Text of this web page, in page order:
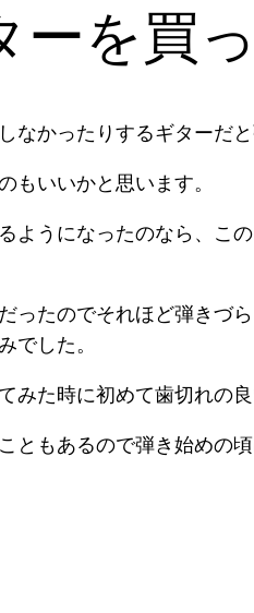
ーを買
なかったりするギターだ
もいいかと思います。
ようになったのなら、こ
ったのでそれほど弾きづ
でした。
みた時に初めて歯切れの
ともあるので弾き始めの